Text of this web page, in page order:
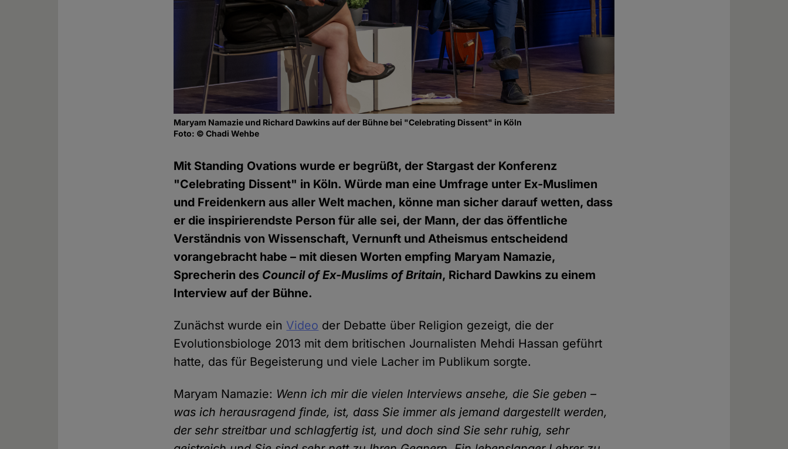
Maryam Namazie und Richard Dawkins auf der Bühne bei "Celebrating Dissent" in Köln
Foto: © Chadi Wehbe
Mit Standing Ovations wurde er begrüßt, der Stargast der Konferenz
"Celebrating Dissent" in Köln. Würde man eine Umfrage unter Ex-Muslimen
und Freidenkern aus aller Welt machen, könne man sicher darauf wetten, dass
er die inspirierendste Person für alle sei, der Mann, der das öffentliche
Verständnis von Wissenschaft, Vernunft und Atheismus entscheidend
vorangebracht habe – mit diesen Worten empfing Maryam Namazie,
Sprecherin des Council of Ex-Muslims of Britain, Richard Dawkins zu einem
Interview auf der Bühne.
Zunächst wurde ein Video der Debatte über Religion gezeigt, die der
Evolutionsbiologe 2013 mit dem britischen Journalisten Mehdi Hassan geführt
hatte, das für Begeisterung und viele Lacher im Publikum sorgte.
Maryam Namazie: Wenn ich mir die vielen Interviews ansehe, die Sie geben –
was ich herausragend finde, ist, dass Sie immer als jemand dargestellt werden,
der sehr streitbar und schlagfertig ist, und doch sind Sie sehr ruhig, sehr